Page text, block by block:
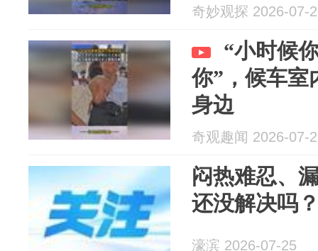
奇妙观探 2026-07-
“小时候
你”，候车室
身边
奇观趣闻 2026-07-
闷热难忍、
还没解决吗
濠滨 2026-07-25